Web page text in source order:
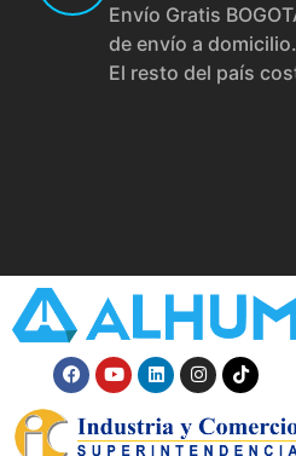
Envío Gratis
de envío a domicilio.
El resto del país